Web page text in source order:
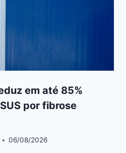
em até 85%
por fibrose
06/08/2026